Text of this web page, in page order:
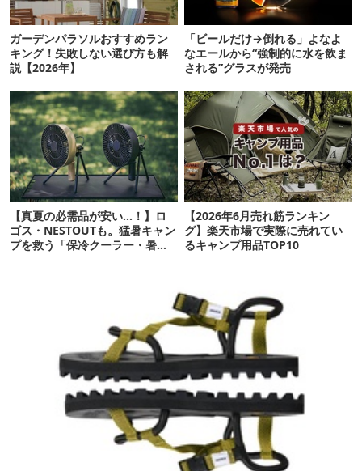
ガーデンパラソルおすすめラン
キング！失敗しない選び方も解
説【2026年】
「ビールだけ→倒れる」よなよ
なエールから“強制的に水を飲ま
される”グラスが発売
【真夏の必需品が安い…！】ロ
ゴス・NESTOUTも。猛暑キャン
プを救う「保冷クーラー・暑さ
【2026年6月売れ筋ランキン
グ】楽天市場で実際に売れてい
るキャンプ用品TOP10